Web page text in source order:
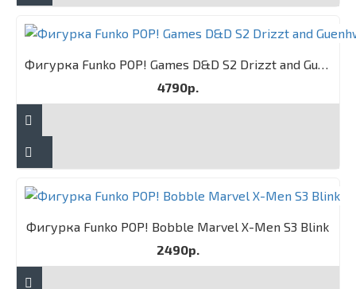
Фигурка Funko POP! Games D&D S2 Drizzt and Guenhwyvar 2PK
4790р.
Фигурка Funko POP! Bobble Marvel X-Men S3 Blink
2490р.